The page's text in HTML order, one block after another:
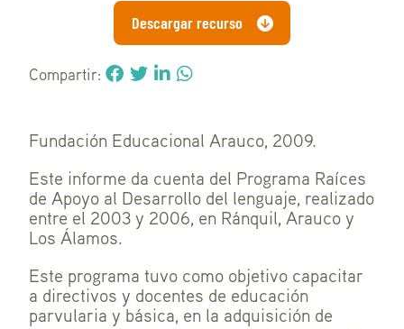
Descargar recurso
Compartir:
Fundación Educacional Arauco, 2009.
Este informe da cuenta del Programa Raíces
de Apoyo al Desarrollo del lenguaje, realizado
entre el 2003 y 2006, en Ránquil, Arauco y
Los Álamos.
Este programa tuvo como objetivo capacitar
a directivos y docentes de educación
parvularia y básica, en la adquisición de